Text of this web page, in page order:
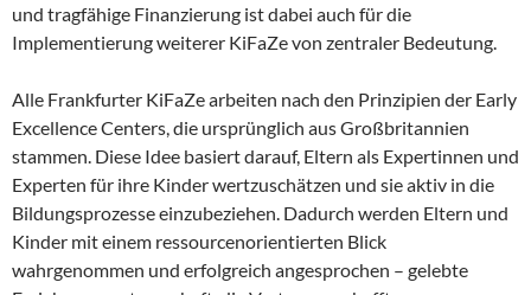
und tragfähige Finanzierung ist dabei auch für die
Implementierung weiterer KiFaZe von zentraler Bedeutung.
Alle Frankfurter KiFaZe arbeiten nach den Prinzipien der Early
Excellence Centers, die ursprünglich aus Großbritannien
stammen. Diese Idee basiert darauf, Eltern als Expertinnen und
Experten für ihre Kinder wertzuschätzen und sie aktiv in die
Bildungsprozesse einzubeziehen. Dadurch werden Eltern und
Kinder mit einem ressourcenorientierten Blick
wahrgenommen und erfolgreich angesprochen – gelebte